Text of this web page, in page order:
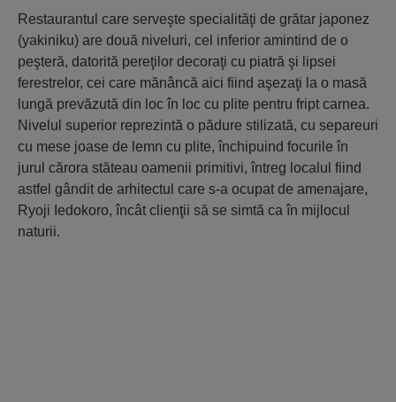
Restaurantul care serveşte specialităţi de grătar japonez
(yakiniku) are două niveluri, cel inferior amintind de o
peşteră, datorită pereţilor decoraţi cu piatră şi lipsei
ferestrelor, cei care mănâncă aici fiind aşezaţi la o masă
lungă prevăzută din loc în loc cu plite pentru fript carnea.
Nivelul superior reprezintă o pădure stilizată, cu separeuri
cu mese joase de lemn cu plite, închipuind focurile în
jurul cărora stăteau oamenii primitivi, întreg localul fiind
astfel gândit de arhitectul care s-a ocupat de amenajare,
Ryoji Iedokoro, încât clienţii să se simtă ca în mijlocul
naturii.